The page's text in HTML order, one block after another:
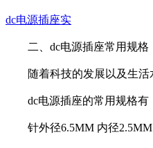
dc电源插座实
二、dc电源插座常用规格
随着科技的发展以及生活水
dc电源插座的常用规格有
针外径6.5MM 内径2.5MM